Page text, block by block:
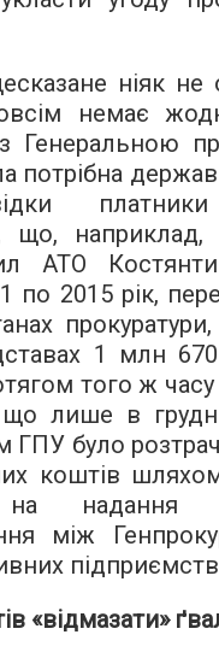
ніяк не
немає
Генеральною
потрібна
платники
що, наприклад,
АТО
по 2015 рік,
1 млн
того ж
лише в
ГПУ було
коштів
на надання
між
«відмазати»